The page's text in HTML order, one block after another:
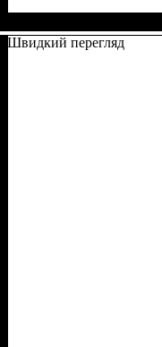
Швидкий перегляд